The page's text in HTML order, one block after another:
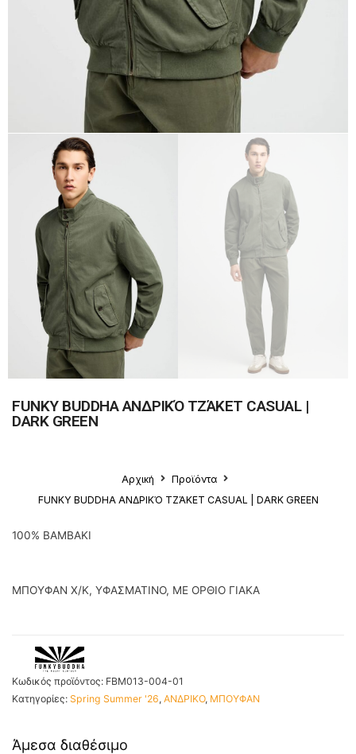
FUNKY BUDDHA ΑΝΔΡΙΚΌ ΤΖΆΚΕΤ CASUAL |
DARK GREEN
Αρχική
Προϊόντα
FUNKY BUDDHA ΑΝΔΡΙΚΌ ΤΖΆΚΕΤ CASUAL | DARK GREEN
100% ΒΑΜΒΑΚΙ
ΜΠΟΥΦΑΝ Χ/Κ, ΥΦΑΣΜΑΤΙΝΟ, ΜΕ ΟΡΘΙΟ ΓΙΑΚΑ
Κωδικός προϊόντος: FBM013-004-01
Κατηγορίες: Spring Summer '26, ΑΝΔΡΙΚΟ, ΜΠΟΥΦΑΝ
Άμεσα διαθέσιμο